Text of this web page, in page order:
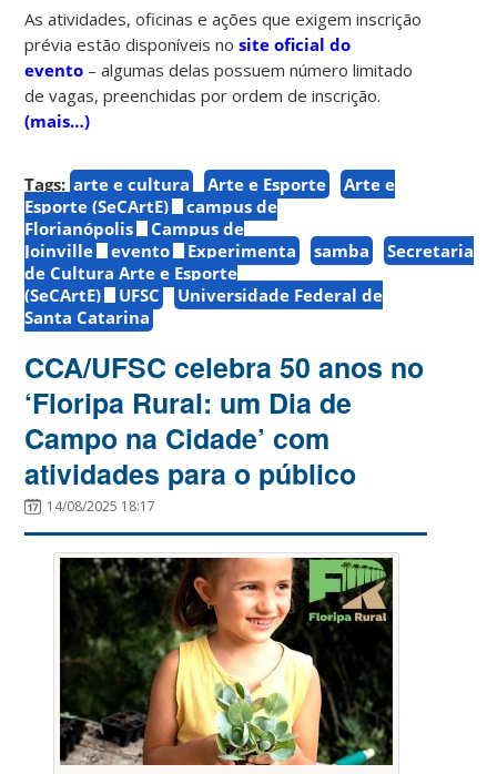
As atividades, oficinas e ações que exigem inscrição
prévia estão disponíveis nosite oficial do
evento – algumas delas possuem número limitado
de vagas, preenchidas por ordem de inscrição.
(mais…)
Tags: arte e cultura Arte e Esporte
Arte e
Esporte (SeCArtE)
campus de
Florianópolis
Campus de
Joinville
evento Experimenta samba
Secretaria
de Cultura Arte e Esporte
(SeCArtE)
UFSC
Universidade Federal de
Santa Catarina
CCA/UFSC celebra 50 anos no
‘Floripa Rural: um Dia de
Campo na Cidade’ com
atividades para o público
14/08/2025 18:17